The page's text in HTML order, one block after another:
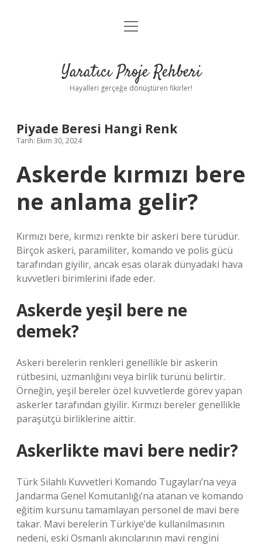
Anasayfa
Yasal Uyarı
menüyü
Yaratıcı Proje Rehberi
Hayalleri gerçeğe dönüştüren fikirler!
Piyade Beresi Hangi Renk
Tarih: Ekim 30, 2024
Askerde kırmızı bere
ne anlama gelir?
Kırmızı bere, kırmızı renkte bir askeri bere türüdür.
Birçok askeri, paramiliter, komando ve polis gücü
tarafından giyilir, ancak esas olarak dünyadaki hava
kuvvetleri birimlerini ifade eder.
Askerde yeşil bere ne
demek?
Askeri berelerin renkleri genellikle bir askerin
rütbesini, uzmanlığını veya birlik türünü belirtir.
Örneğin, yeşil bereler özel kuvvetlerde görev yapan
askerler tarafından giyilir. Kırmızı bereler genellikle
paraşütçü birliklerine aittir.
Askerlikte mavi bere nedir?
Türk Silahlı Kuvvetleri Komando Tugayları’na veya
Jandarma Genel Komutanlığı’na atanan ve komando
eğitim kursunu tamamlayan personel de mavi bere
takar. Mavi berelerin Türkiye’de kullanılmasının
nedeni, eski Osmanlı akıncılarının mavi rengini